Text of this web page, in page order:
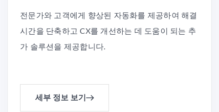
전문가와 고객에게 향상된 자동화를 제공하여 해결
시간을 단축하고 CX를 개선하는 데 도움이 되는 추
가 솔루션을 제공합니다.
세부 정보 보기